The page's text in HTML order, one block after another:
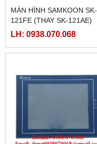
MÀN HÌNH SAMKOON SK-
121FE (THAY SK-121AE)
LH: 0938.070.068